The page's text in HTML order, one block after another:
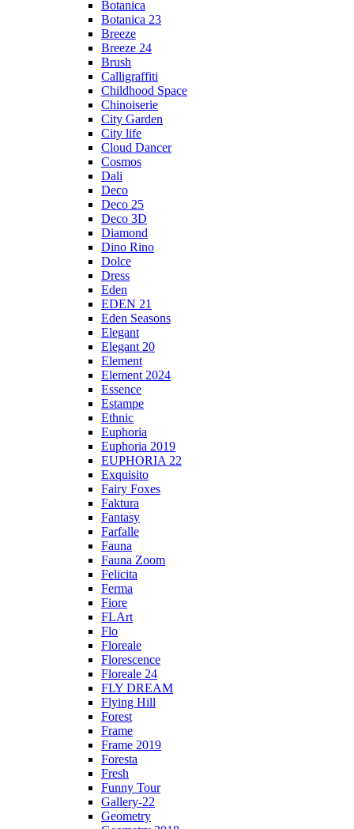
Botanica
Botanica 23
Breeze
Breeze 24
Brush
Calligraffiti
Childhood Space
Chinoiserie
City Garden
City life
Cloud Dancer
Cosmos
Dali
Deco
Deco 25
Deco 3D
Diamond
Dino Rino
Dolce
Dress
Eden
EDEN 21
Eden Seasons
Elegant
Elegant 20
Element
Element 2024
Essence
Estampe
Ethnic
Euphoria
Euphoria 2019
EUPHORIA 22
Exquisito
Fairy Foxes
Faktura
Fantasy
Farfalle
Fauna
Fauna Zoom
Felicita
Ferma
Fiore
FLArt
Flo
Floreale
Florescence
Floreale 24
FLY DREAM
Flying Hill
Forest
Frame
Frame 2019
Foresta
Fresh
Funny Tour
Gallery-22
Geometry